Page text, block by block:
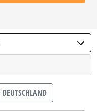
DEUTSCHLAND